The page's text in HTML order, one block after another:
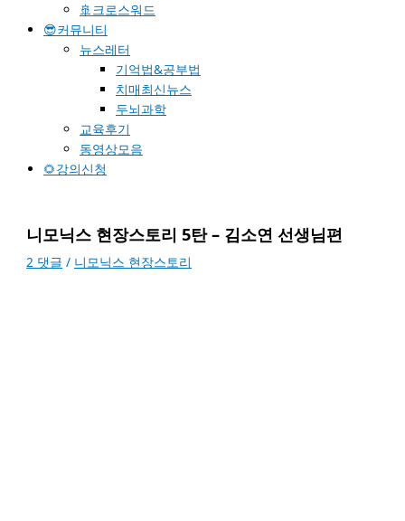
🚢크로스워드
😎커뮤니티
뉴스레터
기억법&공부법
치매최신뉴스
두뇌과학
교육후기
동영상모음
🌻강의신청
니모닉스 현장스토리 5탄 – 김소연 선생님편
2 댓글 / 니모닉스 현장스토리